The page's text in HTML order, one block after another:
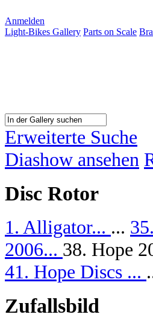
Anmelden
Light-Bikes Gallery Parts on Scale
Erweiterte Suche
Diashow ansehen
Disc Rotor
1. Alligator... ...
2006... 38. Hope
41. Hope Discs ...
Zufallsbild